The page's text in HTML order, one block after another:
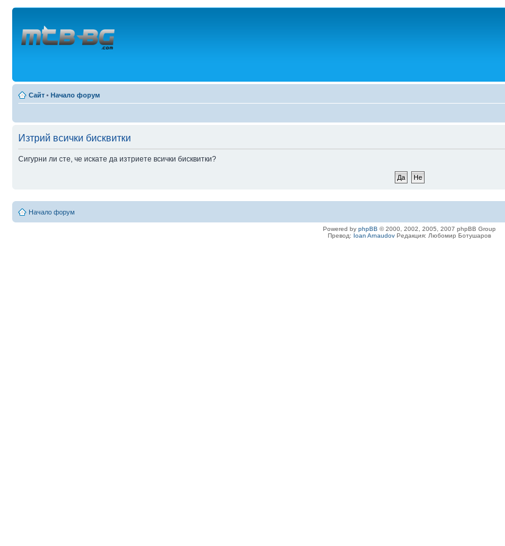
Сайт • Начало форум
Изтрий всички бисквитки
Сигурни ли сте, че искате да изтриете всички бисквитки?
Начало форум
Powered by phpBB © 2000, 2002, 2005, 2007 phpBB Group
Превод: Ioan Arnaudov Редакция: Любомир Ботушаров